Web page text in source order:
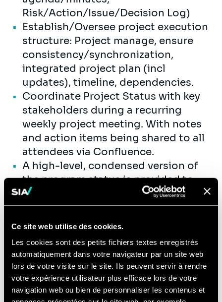
Ce site web utilise des cookies.
Les cookies sont des petits fichiers textes enregistrés
automatiquement dans votre navigateur par un site web
lors de votre visite sur le site. Ils peuvent servir à rendre
votre expérience utilisateur plus efficace lors de votre
navigation web ou bien de personnaliser les contenus et
Risk/Action/Issue/Decision Log)
Establish/Oversee project execution
structure: Project manage, ensure
consistency/synchronization,
integrated project plan (incl
updates), timeline, dependencies.
Coordinate Project Status with key
stakeholders during a recurring
weekly project meeting. With notes
and action items being shared to all
attendees via Confluence.
A high-level, condensed version of
the program status is provided to
executive on a weekly or bi-weekly
basis via email as well.
Facilitate project / workstream
sessions/meetings: agenda,
minutes, timeline, overall project
updates, etc.